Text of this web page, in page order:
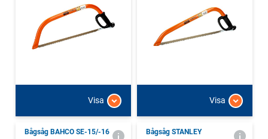
Visa Visa
Bågsåg BAHCO SE-15/-16 Bågsåg STANLEY